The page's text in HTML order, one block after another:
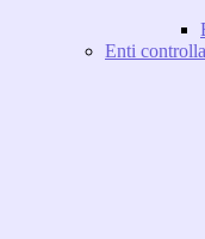
Enti